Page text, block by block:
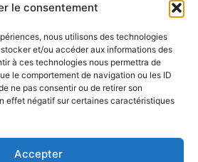
le consentement
nous utilisons des technologies
et/ou accéder aux informations des
à ces technologies nous permettra de
le comportement de navigation ou les ID
ne pas consentir ou de retirer son
effet négatif sur certaines caractéristiques
Accepter